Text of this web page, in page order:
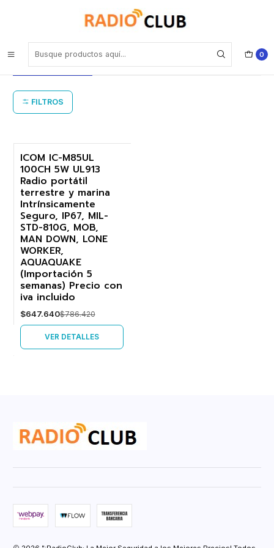
0
Portatil Marino Intrínsecamente Seguro ICOM
Portatil Marino Intrínsecamente
Seguro ICOM
FILTROS
-18%
Agotado
ICOM IC-M85UL
100CH 5W UL913
Radio portátil
terrestre y marina
Intrínsicamente
Seguro, IP67, MIL-
STD-810G, MOB,
MAN DOWN, LONE
WORKER,
AQUAQUAKE
(Importación 5
semanas) Precio con
iva incluido
$647.640$786.420
VER DETALLES